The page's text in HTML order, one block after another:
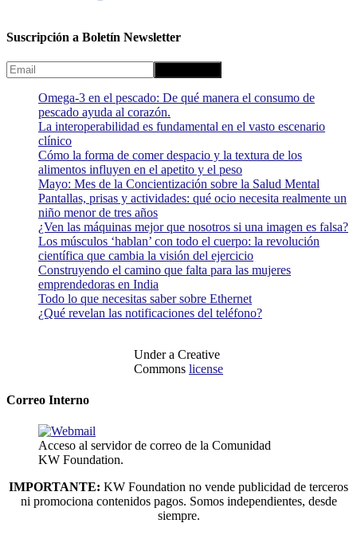
Suscripción a Boletín Newsletter
Omega-3 en el pescado: De qué manera el consumo de
pescado ayuda al corazón.
La interoperabilidad es fundamental en el vasto escenario
clínico
Cómo la forma de comer despacio y la textura de los
alimentos influyen en el apetito y el peso
Mayo: Mes de la Concientización sobre la Salud Mental
Pantallas, prisas y actividades: qué ocio necesita realmente un
niño menor de tres años
¿Ven las máquinas mejor que nosotros si una imagen es falsa?
Los músculos ‘hablan’ con todo el cuerpo: la revolución
científica que cambia la visión del ejercicio
Construyendo el camino que falta para las mujeres
emprendedoras en India
Todo lo que necesitas saber sobre Ethernet
¿Qué revelan las notificaciones del teléfono?
Under a Creative
Commons license
Correo Interno
Acceso al servidor de correo de la Comunidad
KW Foundation.
IMPORTANTE: KW Foundation no vende publicidad de terceros
ni promociona contenidos pagos. Somos independientes, desde
siempre.